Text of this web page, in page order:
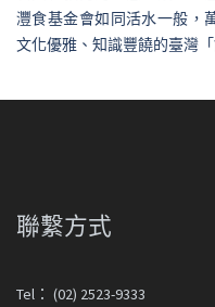
灃食基金會如同活水一般，
文化優雅、知識豐饒的臺灣
聯繫方式
Tel： (02) 2523-9333